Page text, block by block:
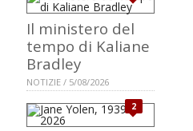
Il ministero del
tempo di Kaliane
Bradley
NOTIZIE / 5/08/2026
2